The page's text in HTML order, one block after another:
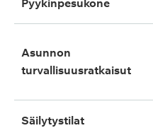
pyykinpesukone
asunnon
turvallisuusratkaisut
säilytystilat